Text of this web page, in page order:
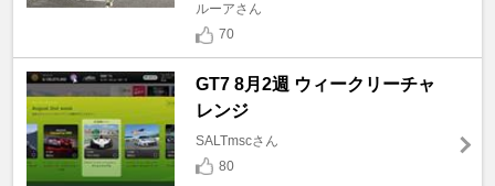
ルーアさん
70
GT7 8月2週 ウィークリーチャ
レンジ
SALTmscさん
80